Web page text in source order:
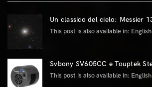
Un classico del cielo: Messier
This post is also available in:
Svbony SV605CC e Touptek
This post is also available in: